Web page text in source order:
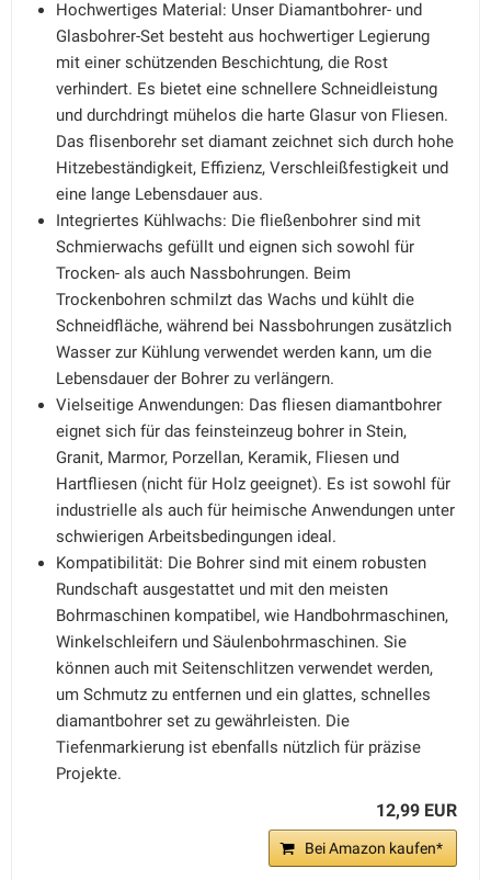
Hochwertiges Material: Unser Diamantbohrer- und
Glasbohrer-Set besteht aus hochwertiger Legierung
mit einer schützenden Beschichtung, die Rost
verhindert. Es bietet eine schnellere Schneidleistung
und durchdringt mühelos die harte Glasur von Fliesen.
Das flisenborehr set diamant zeichnet sich durch hohe
Hitzebeständigkeit, Effizienz, Verschleißfestigkeit und
eine lange Lebensdauer aus.
Integriertes Kühlwachs: Die fließenbohrer sind mit
Schmierwachs gefüllt und eignen sich sowohl für
Trocken- als auch Nassbohrungen. Beim
Trockenbohren schmilzt das Wachs und kühlt die
Schneidfläche, während bei Nassbohrungen zusätzlich
Wasser zur Kühlung verwendet werden kann, um die
Lebensdauer der Bohrer zu verlängern.
Vielseitige Anwendungen: Das fliesen diamantbohrer
eignet sich für das feinsteinzeug bohrer in Stein,
Granit, Marmor, Porzellan, Keramik, Fliesen und
Hartfliesen (nicht für Holz geeignet). Es ist sowohl für
industrielle als auch für heimische Anwendungen unter
schwierigen Arbeitsbedingungen ideal.
Kompatibilität: Die Bohrer sind mit einem robusten
Rundschaft ausgestattet und mit den meisten
Bohrmaschinen kompatibel, wie Handbohrmaschinen,
Winkelschleifern und Säulenbohrmaschinen. Sie
können auch mit Seitenschlitzen verwendet werden,
um Schmutz zu entfernen und ein glattes, schnelles
diamantbohrer set zu gewährleisten. Die
Tiefenmarkierung ist ebenfalls nützlich für präzise
Projekte.
12,99 EUR
Bei Amazon kaufen*